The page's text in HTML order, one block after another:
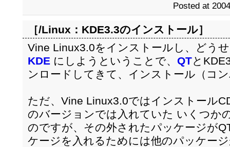
Posted at
［/Linux： KDE3.3のインストール］
Vine Linux3.0をインストールし、どう
KDE にしようということで、 QTと
ンロードしてきて、インストール（コ
ただ、Vine Linux3.0ではインストール
のバージョンでは入れていた いくつか
のですが、その外されたパッケージが
ケージを入れるためには他のパッケー